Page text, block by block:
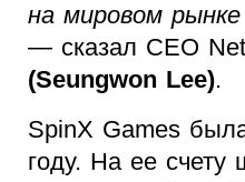
на мировом
— сказал CEO
(Seungwon Lee).
SpinX Games
году. На ее счету